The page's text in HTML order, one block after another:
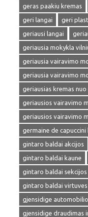
geras paakiu kremas
geri langai
geri
geriausi langai
geriausia mokykla
geriausia vairavimo
geriausia vairavimo
geriausias kremas nuo
geriausios vairavimo
geriausios vairavimo
germaine de
gintaro baldai akcijos
gintaro baldai kaune
gintaro baldai sekcijos
gintaro baldai
gjensidige
gjensidige draudimas